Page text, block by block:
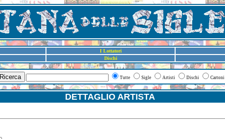
I Lottatori
Dischi
Ricerca Tutte Sigle Artisti Dischi Cartoni
DETTAGLIO ARTISTA